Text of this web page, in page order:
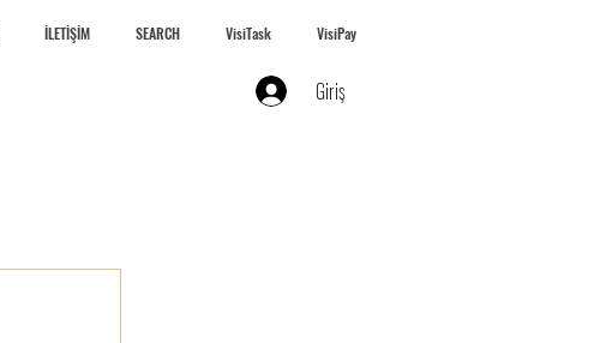
İLETİŞİM SEARCH VisiTask VisiPay
Giriş